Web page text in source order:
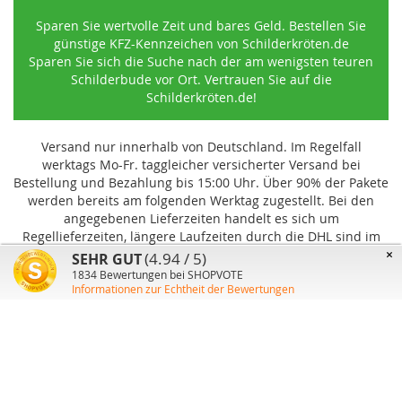
Sparen Sie wertvolle Zeit und bares Geld. Bestellen Sie
günstige KFZ-Kennzeichen von Schilderkröten.de
Sparen Sie sich die Suche nach der am wenigsten teuren
Schilderbude vor Ort. Vertrauen Sie auf die
Schilderkröten.de!
Versand nur innerhalb von Deutschland. Im Regelfall
werktags Mo-Fr. taggleicher versicherter Versand bei
Bestellung und Bezahlung bis 15:00 Uhr. Über 90% der Pakete
werden bereits am folgenden Werktag zugestellt. Bei den
angegebenen Lieferzeiten handelt es sich um
Regellieferzeiten, längere Laufzeiten durch die DHL sind im
Einzelfall möglich und können von uns nicht beeinflusst
werden.
×
SEHR GUT(4.94 / 5)
1834 Bewertungen bei SHOPVOTE
Informationen zur Echtheit der Bewertungen